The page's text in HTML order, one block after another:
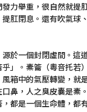
力舉重，很自然就提
肛閉息。還有吹氣球
於一個封閉虛間。這
乎」。橐籥（粵音托若
箱中的氣壓轉變，就
口鼻，人之臭皮囊是橐
都是一個生命體，都